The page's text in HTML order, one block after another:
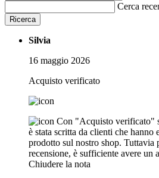
Cerca
Ricerca
Silvia
16 maggio 2026
Acquisto verificato
Con "Acquisto verificato"
è stata scritta da clienti che hanno
prodotto sul nostro shop. Tuttavia
recensione, è sufficiente avere un
Chiudere la nota